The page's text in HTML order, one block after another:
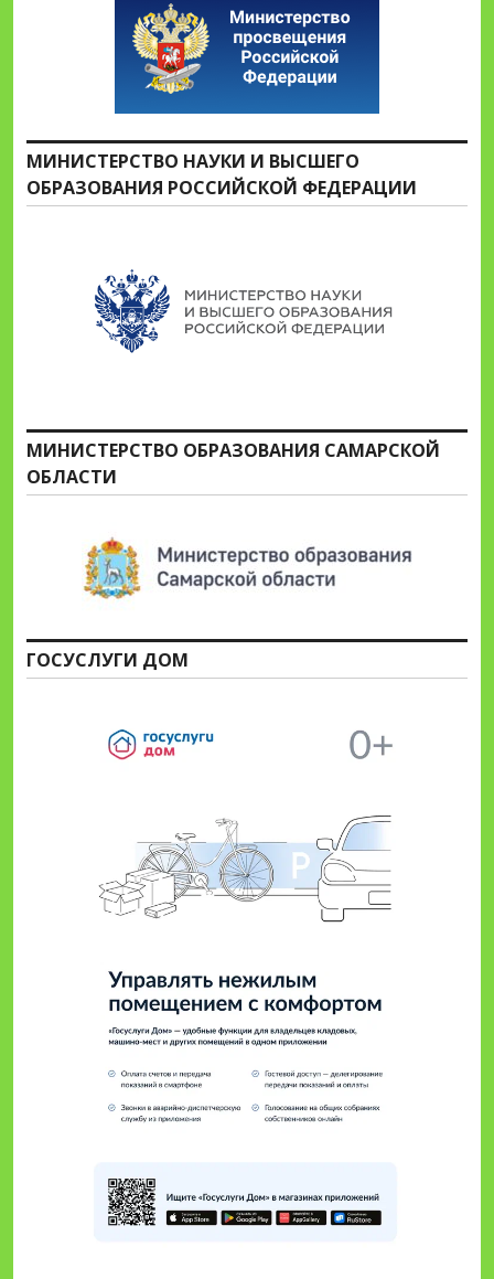
МИНИСТЕРСТВО НАУКИ И ВЫСШЕГО
ОБРАЗОВАНИЯ РОССИЙСКОЙ ФЕДЕРАЦИИ
МИНИСТЕРСТВО ОБРАЗОВАНИЯ САМАРСКОЙ
ОБЛАСТИ
ГОСУСЛУГИ ДОМ